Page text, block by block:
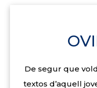
De segur que
textos d’aquell